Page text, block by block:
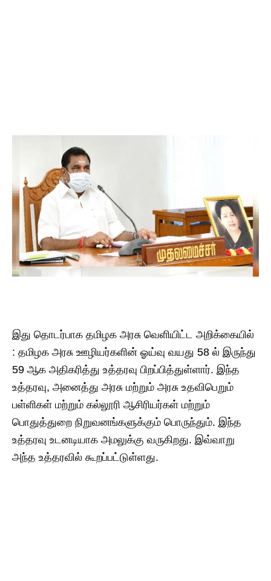
இது தொடர்பாக தமிழக அரசு வெளியிட்ட அறிக்கையில்
: தமிழக அரசு ஊழியர்களின் ஓய்வு வயது 58 ல் இருந்து
59 ஆக அதிகரித்து உத்தரவு பிறப்பித்துள்ளார். இந்த
உத்தரவு, அனைத்து அரசு மற்றும் அரசு உதவிபெறும்
பள்ளிகள் மற்றும் கல்லூரி ஆசிரியர்கள் மற்றும்
பொதுத்துறை நிறுவனங்களுக்கும் பொருந்தும். இந்த
உத்தரவு உடனடியாக அமலுக்கு வருகிறது. இவ்வாறு
அந்த உத்தரவில் கூறப்பட்டுள்ளது.